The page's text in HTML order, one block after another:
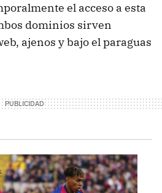
el acceso a esta
dominios sirven
ajenos y bajo el paraguas